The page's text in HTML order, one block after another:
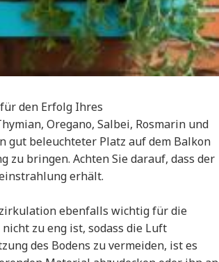
den Erfolg Ihres
Oregano, Salbei, Rosmarin und
gut beleuchteter Platz auf dem Balkon
bringen. Achten Sie darauf, dass der
erhält.
ebenfalls wichtig für die
nicht zu eng ist, sodass die Luft
des Bodens zu vermeiden, ist es